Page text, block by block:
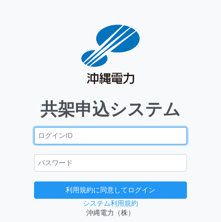
共架申込システム
利用規約に同意してログイン
システム利用規約
沖縄電力（株）